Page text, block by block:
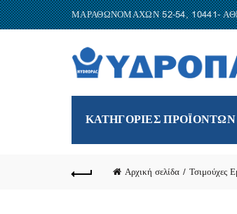
ΜΑΡΑΘΩΝΟΜΑΧΩΝ 52-54, 10441-
ΚΑΤΗΓΟΡΙΕΣ ΠΡΟΪΟΝΤΩΝ
Αρχική σελίδα Τσιμούχες